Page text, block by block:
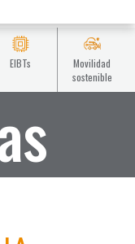
EIBTs
Movilidad
sostenible